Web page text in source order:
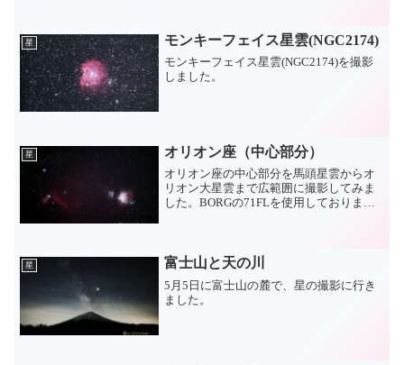
星 モンキーフェイス星雲(NGC2174)
モンキーフェイス星雲(NGC2174)を撮影
しました。
星 オリオン座（中心部分）
オリオン座の中心部分を馬頭星雲からオ
リオン大星雲まで広範囲に撮影してみま
した。BORGの71FLを使用しておりま
星 富士山と天の川
5月5日に富士山の麓で、星の撮影に行き
ました。